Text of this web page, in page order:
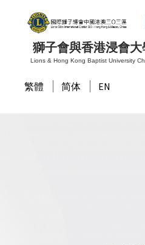
獅子會與香港浸會
Lions & Hong Kong Baptist University
繁體 简体 EN